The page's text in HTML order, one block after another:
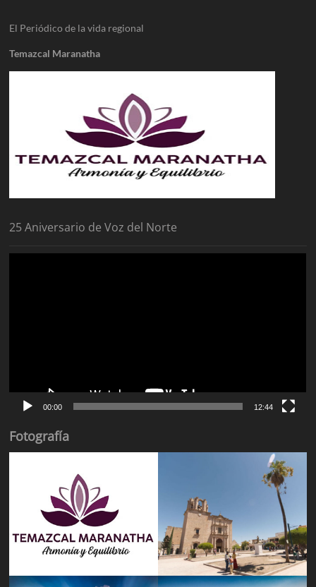
El Periódico de la vida regional
Temazcal Maranatha
25 Aniversario de Voz del Norte
00:00 12:44
Fotografía